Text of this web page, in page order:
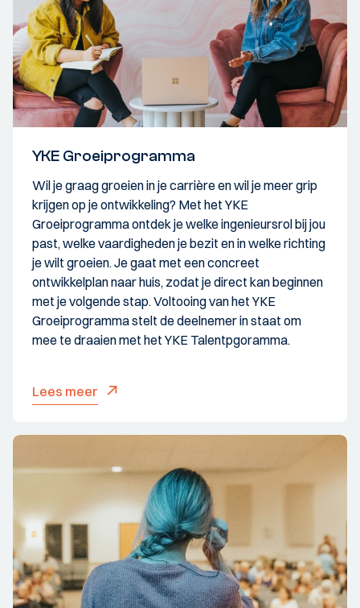
YKE Groeiprogramma
Wil je graag groeien in je carrière en wil je meer grip
krijgen op je ontwikkeling? Met het YKE
Groeiprogramma ontdek je welke ingenieursrol bij jou
past, welke vaardigheden je bezit en in welke richting
je wilt groeien. Je gaat met een concreet
ontwikkelplan naar huis, zodat je direct kan beginnen
met je volgende stap. Voltooing van het YKE
Groeiprogramma stelt de deelnemer in staat om
mee te draaien met het YKE Talentpgoramma.
Lees meer